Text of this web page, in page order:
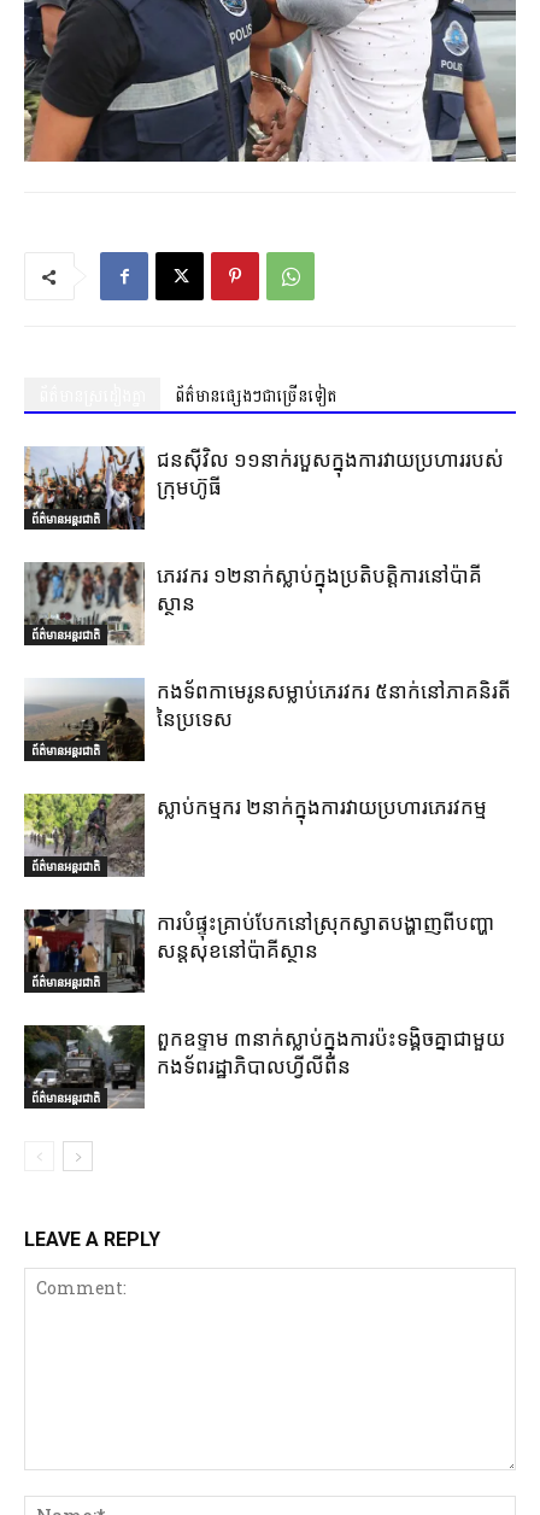
ព័ត៌មានផ្សេងៗជាច្រើនទៀត
ព័ត៌មានអន្តរជាតិ
ជនស៊ីវិល ១១នាក់របួសក្នុងការវាយប្រហាររបស់
ក្រុមហ៊ូធី
ព័ត៌មានអន្តរជាតិ
ភេរវករ ១២នាក់ស្លាប់ក្នុងប្រតិបត្តិការនៅប៉ាគី
ស្ថាន
ព័ត៌មានអន្តរជាតិ
កងទ័ពកាមេរូនសម្លាប់ភេរវករ ៥នាក់នៅភាគនិរតី
នៃប្រទេស
ព័ត៌មានអន្តរជាតិ
ស្លាប់កម្មករ ២នាក់ក្នុងការវាយប្រហារភេរវកម្ម
ព័ត៌មានអន្តរជាតិ
ការបំផ្ទុះគ្រាប់បែកនៅស្រុកស្វាតបង្ហាញពីបញ្ហា
សន្តសុខនៅប៉ាគីស្ថាន
ព័ត៌មានអន្តរជាតិ
ពួកឧទ្ទាម ៣នាក់ស្លាប់ក្នុងការប៉ះទង្គិចគ្នាជាមួយ
កងទ័ពរដ្ឋាភិបាលហ្វីលីពីន
LEAVE A REPLY